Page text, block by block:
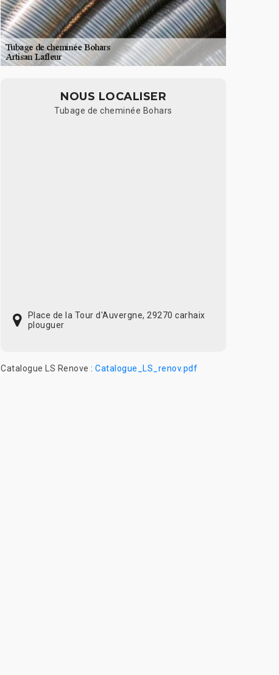
NOUS LOCALISER
Tubage de cheminée Bohars
Place de la Tour d'Auvergne, 29270 carhaix
plouguer
Catalogue LS Renove : Catalogue_LS_renov.pdf